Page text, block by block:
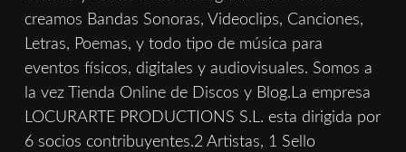
creamos Bandas Sonoras, Videoclips, Canciones,
Letras, Poemas, y todo tipo de música para
eventos físicos, digitales y audiovisuales. Somos a
la vez Tienda Online de Discos y Blog.La empresa
LOCURARTE PRODUCTIONS S.L. esta dirigida por
6 socios contribuyentes.2 Artistas, 1 Sello